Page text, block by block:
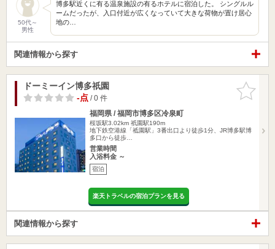
50代～
男性
博多駅近くに有る温泉施設の有るホテルに宿泊した。 シングルル
ームだったが、入口付近が広くなっていて大きな荷物が置け居心
地の…
関連情報から探す
お気に入
りに追加
ドーミーイン博多祇園
-点/ 0 件
福岡県 / 福岡市博多区冷泉町
桜坂駅3.02km 祇園駅190m
地下鉄空港線「祗園駅」3番出口より徒歩1分、JR博多駅博
多口から徒歩…
営業時間
入浴料金 ～
宿泊
楽天トラベルの宿泊プランを見る
関連情報から探す